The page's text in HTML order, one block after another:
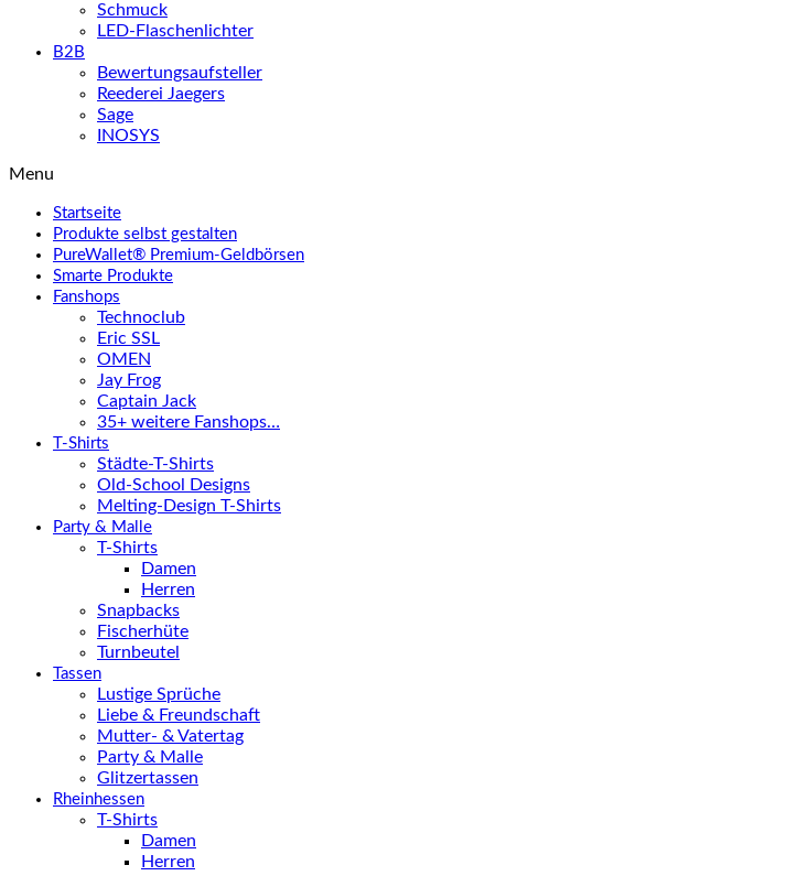
Schmuck
LED-Flaschenlichter
B2B
Bewertungsaufsteller
Reederei Jaegers
Sage
INOSYS
Menu
Startseite
Produkte selbst gestalten
PureWallet® Premium-Geldbörsen
Smarte Produkte
Fanshops
Technoclub
Eric SSL
OMEN
Jay Frog
Captain Jack
35+ weitere Fanshops…
T-Shirts
Städte-T-Shirts
Old-School Designs
Melting-Design T-Shirts
Party & Malle
T-Shirts
Damen
Herren
Snapbacks
Fischerhüte
Turnbeutel
Tassen
Lustige Sprüche
Liebe & Freundschaft
Mutter- & Vatertag
Party & Malle
Glitzertassen
Rheinhessen
T-Shirts
Damen
Herren